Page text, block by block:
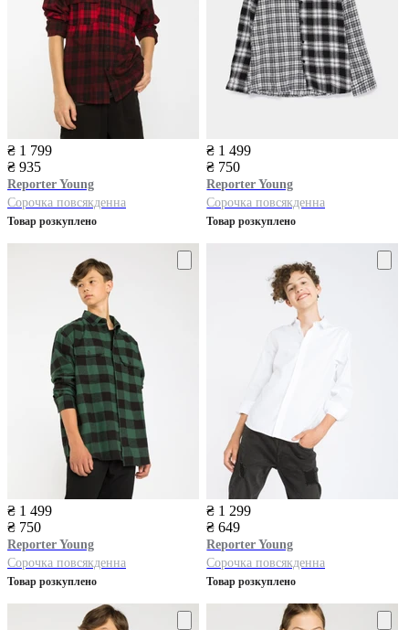
₴ 1 799
₴ 935
Reporter Young
Сорочка повсякденна
Товар розкуплено
₴ 1 499
₴ 750
Reporter Young
Сорочка повсякденна
Товар розкуплено
₴ 1 499
₴ 750
Reporter Young
Сорочка повсякденна
Товар розкуплено
₴ 1 299
₴ 649
Reporter Young
Сорочка повсякденна
Товар розкуплено